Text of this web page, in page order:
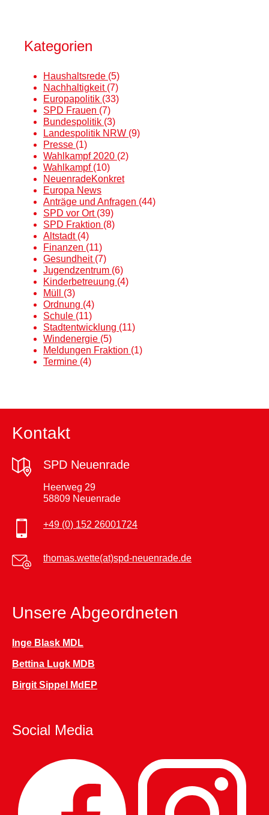
Kategorien
Haushaltsrede (5)
Nachhaltigkeit (7)
Europapolitik (33)
SPD Frauen (7)
Bundespolitik (3)
Landespolitik NRW (9)
Presse (1)
Wahlkampf 2020 (2)
Wahlkampf (10)
NeuenradeKonkret
Europa News
Anträge und Anfragen (44)
SPD vor Ort (39)
SPD Fraktion (8)
Altstadt (4)
Finanzen (11)
Gesundheit (7)
Jugendzentrum (6)
Kinderbetreuung (4)
Müll (3)
Ordnung (4)
Schule (11)
Stadtentwicklung (11)
Windenergie (5)
Meldungen Fraktion (1)
Termine (4)
Kontakt
SPD Neuenrade
Heerweg 29
58809 Neuenrade
+49 (0) 152 26001724
thomas.wette(at)spd-neuenrade.de
Unsere Abgeordneten
Inge Blask MDL
Bettina Lugk MDB
Birgit Sippel MdEP
Social Media